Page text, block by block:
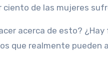
de las mujeres
acerca de esto?
que realmente pueden